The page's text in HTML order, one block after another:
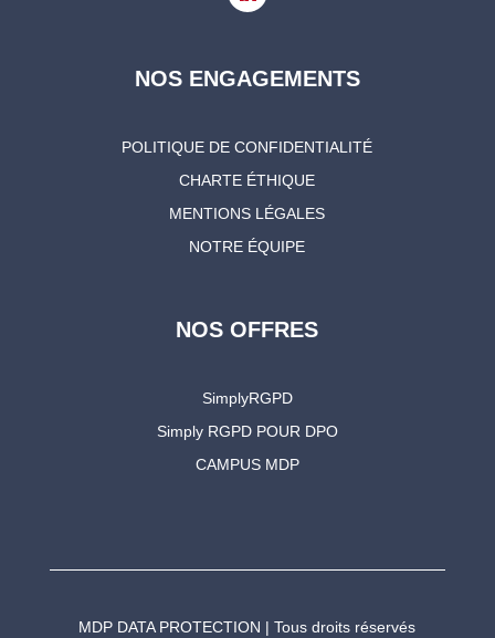
NOS ENGAGEMENTS
POLITIQUE DE CONFIDENTIALITÉ
CHARTE ÉTHIQUE
MENTIONS LÉGALES
NOTRE ÉQUIPE
NOS OFFRES
SimplyRGPD
Simply RGPD POUR DPO
CAMPUS MDP
MDP DATA PROTECTION | Tous droits réservés